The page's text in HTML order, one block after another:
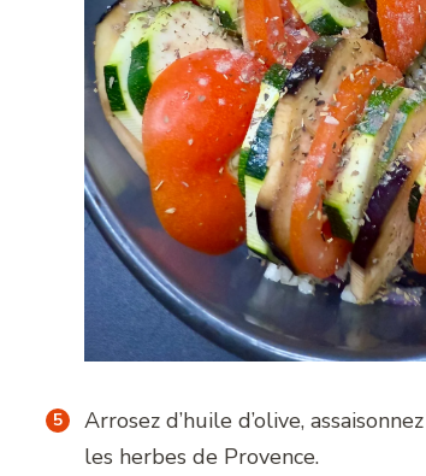
Arrosez d’huile d’olive,
les herbes de Provence.